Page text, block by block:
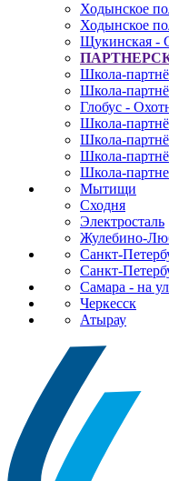
Ходынское
Ходынское
Щукинская -
Школа-
Школа-
Глобус -
Школа-
Школа-
Школа-
Школа-
Мытищи
Сходня
Электросталь
Жулебино-
Санкт-
Санкт-
Самара - на
Черкесск
Атырау